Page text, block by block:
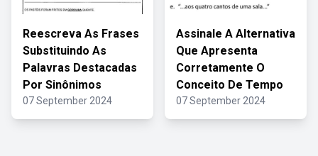
Reescreva As Frases
Substituindo As
Palavras Destacadas
Por Sinônimos
07 September 2024
Assinale A Alternativa
Que Apresenta
Corretamente O
Conceito De Tempo
07 September 2024